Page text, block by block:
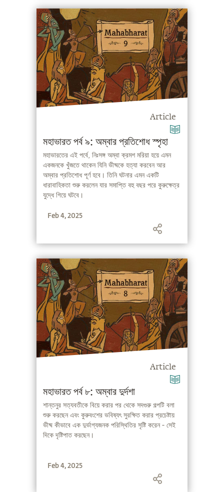
Article
মহাভারত পর্ব ৯: অম্বার প্রতিশোধ স্পৃহা
মহাভারতের এই পর্বে, নিঃসঙ্গ অম্বা ক্রমশ মরিয়া হয়ে এমন
একজনকে খুঁজতে থাকেন যিনি ভীষ্মকে হত্যা করবেন আর
অম্বার প্রতিশোধ পূর্ণ হবে। তিনি ঘটনার এমন একটি
ধারাবাহিকতা শুরু করলেন যার সমাপ্তি বহু বছর পরে কুরুক্ষেত্র
যুদ্ধে গিয়ে ঘটবে।
Feb 4, 2025
Article
মহাভারত পর্ব ৮: অম্বার দুর্দশা
শান্তনুর সত্যবতীকে বিয়ে করার পর থেকে সদগুরু গল্পটি বলা
শুরু করছেন এবং কুরুবংশের ভবিষ্যৎ সুরক্ষিত করার প্রচেষ্টায়
ভীষ্ম কীভাবে এক দুর্ভাগ্যজনক পরিস্থিতির সৃষ্টি করেন - সেই
দিকে দৃষ্টিপাত করছেন।
Feb 4, 2025